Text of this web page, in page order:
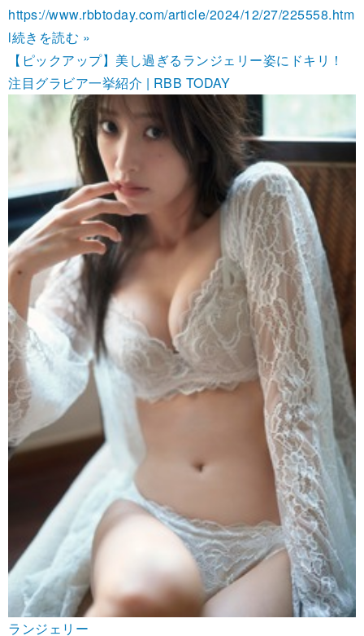
https://www.rbbtoday.com/article/2024/12/27/225558.htm
l続きを読む »
【ピックアップ】美し過ぎるランジェリー姿にドキリ！
注目グラビア一挙紹介 | RBB TODAY
ランジェリー